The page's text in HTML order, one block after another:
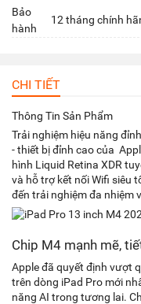
Bảo
hành
12 tháng chính
CHI TIẾT
Thông Tin Sản Phẩm
Trải nghiệm hiệu năng
- thiết bị đỉnh cao của
hình Liquid Retina XDR
và hỗ trợ kết nối Wifi siêu
đến trải nghiệm đa nhiệm
Chip M4 mạnh mẽ,
Apple đã quyết định vượt
trên dòng iPad Pro mới
năng AI trong tương lai.